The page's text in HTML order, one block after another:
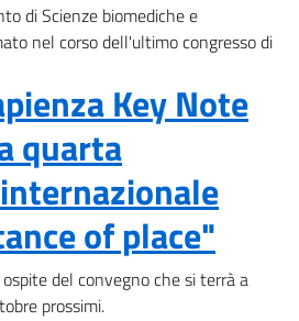
di Scienze biomediche e
nel corso dell'ultimo congresso di
Key Note
quarta
of place"
del convegno che si terrà a
prossimi.